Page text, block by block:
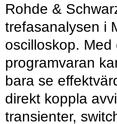
Rohde &
trefasanalysen i
oscilloskop. Med
programvaran
bara se
direkt koppla
transienter,